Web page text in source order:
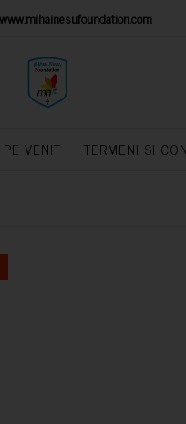
www.mihainesufoundation.com
VENIT TERMENI SI